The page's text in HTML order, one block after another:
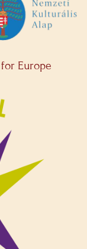
for Europe